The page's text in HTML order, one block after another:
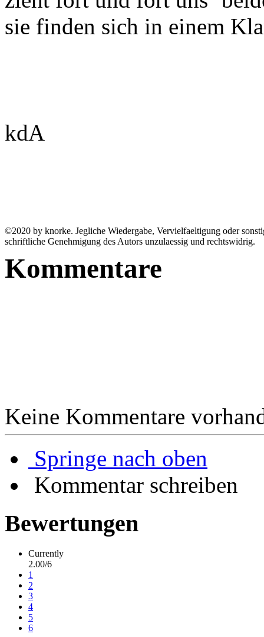
sie finden sich in einem
kdA
©2020 by knorke. Jegliche Wiedergabe, Vervielfaeltigung oder
schriftliche Genehmigung des Autors unzulaessig und rechtswidrig.
Kommentare
Keine Kommentare
Springe nach oben
Kommentar schreiben
Bewertungen
Currently
2.00/6
1
2
3
4
5
6